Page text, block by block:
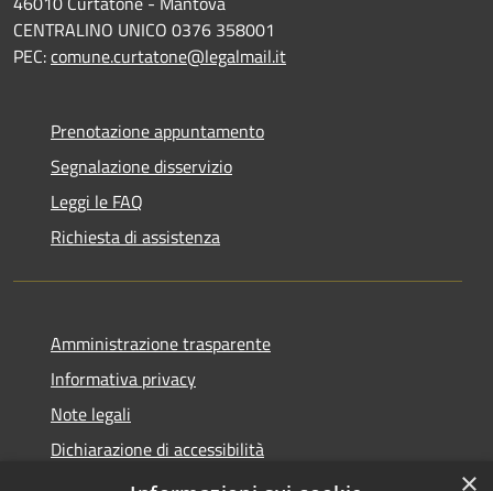
CENTRALINO UNICO 0376 358001
PEC:comune.curtatone@legalmail.it
Prenotazione appuntamento
Segnalazione disservizio
Leggi le FAQ
Richiesta di assistenza
Amministrazione trasparente
Informativa privacy
Note legali
Dichiarazione di accessibilità
Meccanismo di Feedback
×